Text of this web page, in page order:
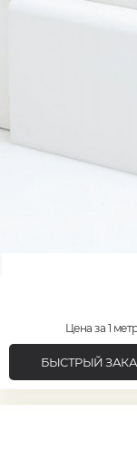
Цена за 1
БЫСТРЫЙ